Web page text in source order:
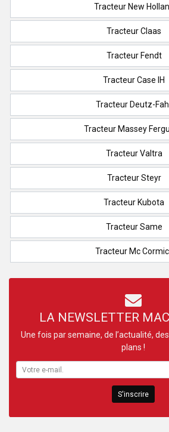
Tracteur New
Tracteur Claas
Tracteur Fendt
Tracteur Case IH
Tracteur Deutz-
Tracteur Massey
Tracteur Valtra
Tracteur Steyr
Tracteur Kubota
Tracteur Same
Tracteur Mc
LA NEWSLETTER
Une fois par semaine, de l’actualité,
plans !
S'inscrire